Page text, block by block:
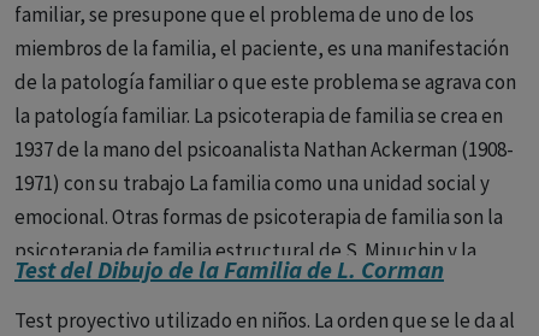
familiar, se presupone que el problema de uno de los
miembros de la familia, el paciente, es una manifestación
de la patología familiar o que este problema se agrava con
la patología familiar. La psicoterapia de familia se crea en
1937 de la mano del psicoanalista Nathan Ackerman (1908-
1971) con su trabajo La familia como una unidad social y
emocional. Otras formas de psicoterapia de familia son la
psicoterapia de familia estructural de S. Minuchin y la
psicoterapia de familia sistémica de Murray Bowen.
Test del Dibujo de la Familia de L. Corman
Test proyectivo utilizado en niños. La orden que se le da al